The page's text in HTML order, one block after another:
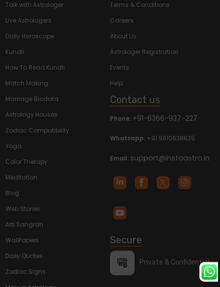
Talk with Astrologer
Live Astrologers
Daily Horoscope
Kundli
How To Read Kundli
Match Making
Marriage Biodata
Astrology Houses
Zodiac Compatibility
Yoga
Color Therapy
Meditation
Blog
Web Stories
Arti Sangrah
WallPapers
Daily Quotes
Zodiac Signs
Terms & Conditions
Careers
About Us
Astrologer Registration
Events
Help
Contact us
Phone: +91-6366-937-227
Whatsapp: +91 9810638625
Email: support@instaastro.in
Secure
Private & Confidential